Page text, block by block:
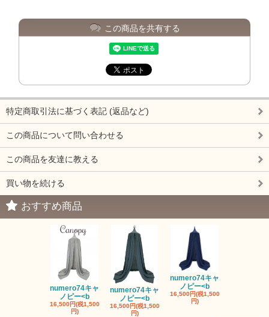
この商品を共有する
特定商取引法に基づく表記 (返品など)
この商品について問い合わせる
この商品を友達に教える
買い物を続ける
おすすめ商品
numero74キャ
ノピー<b
16,500円(税1,500
円)
numero74キャ
ノピー<b
16,500円(税1,500
円)
numero74キャ
ノピー<b
16,500円(税1,500
円)